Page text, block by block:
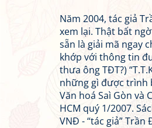
Năm 2004, tác giả
xem lại. Thật bất
sẵn là giải mã ngay
khớp với thông tin
thưa ông TĐT?)
những gì được trình
Văn hoá Saì Gòn và
HCM quý 1/2007.
VNĐ - “tác giả” Trần